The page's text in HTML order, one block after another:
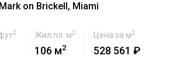
on Brickell, Miami
2 Жил.пл. м2
106 м2
Цена за м2
528 561 ₽